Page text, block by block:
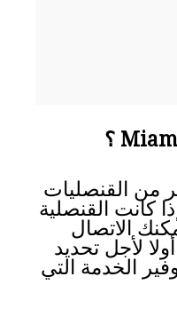
من القنصليات
كانت القنصلية
الاتصال
لأجل تحديد
الخدمة التي